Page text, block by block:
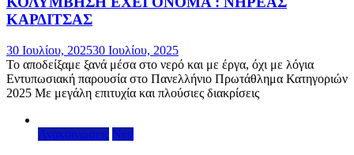
ΚΑΡΔΙΤΣΑΣ
30 Ιουλίου, 202530 Ιουλίου, 2025
Το αποδείξαμε ξανά μέσα στο νερό και με έργα, όχι με λόγια
Εντυπωσιακή παρουσία στο Πανελλήνιο Πρωτάθλημα Κατηγοριών
2025 Με μεγάλη επιτυχία και πλούσιες διακρίσεις
Ανακοινώσεις Νέα